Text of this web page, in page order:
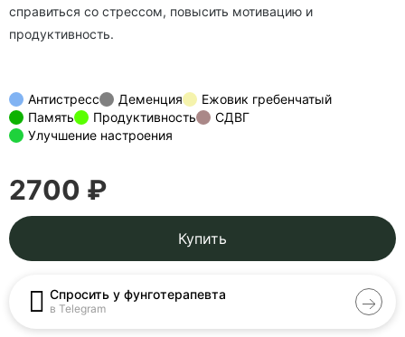
справиться со стрессом, повысить мотивацию и
продуктивность.
Антистресс Деменция
Ежовик гребенчатый
Память
Продуктивность
СДВГ
Улучшение настроения
2700 ₽
Купить
Спросить у фунготерапевта
в Telegram